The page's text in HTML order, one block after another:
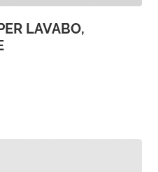
LAVABO,